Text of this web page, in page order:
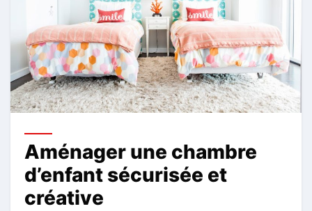
Aménager une chambre
d’enfant sécurisée et
créative